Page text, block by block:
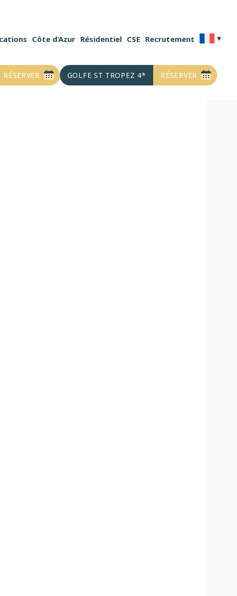
Côte d’Azur Résidentiel CSE Recrutement
RÉSERVER GOLFE ST TROPEZ 4* RÉSERVER
Côte d’Azur Résidentiel CSE Recrutement
RÉSERVER GOLFE ST TROPEZ 4* RÉSERVER